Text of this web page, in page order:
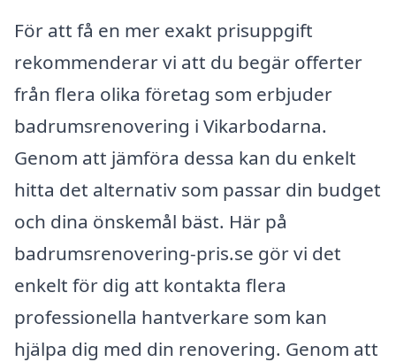
För att få en mer exakt prisuppgift
rekommenderar vi att du begär offerter
från flera olika företag som erbjuder
badrumsrenovering i Vikarbodarna.
Genom att jämföra dessa kan du enkelt
hitta det alternativ som passar din budget
och dina önskemål bäst. Här på
badrumsrenovering-pris.se gör vi det
enkelt för dig att kontakta flera
professionella hantverkare som kan
hjälpa dig med din renovering. Genom att